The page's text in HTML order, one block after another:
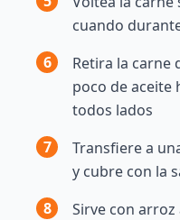
cuando
6
Retira la carne
poco de aceite
todos lados
7
Transfiere a
y cubre con la
8
Sirve con